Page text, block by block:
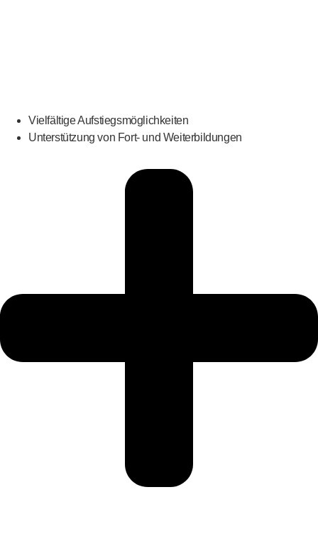
Vielfältige Aufstiegsmöglichkeiten
Unterstützung von Fort- und Weiterbildungen